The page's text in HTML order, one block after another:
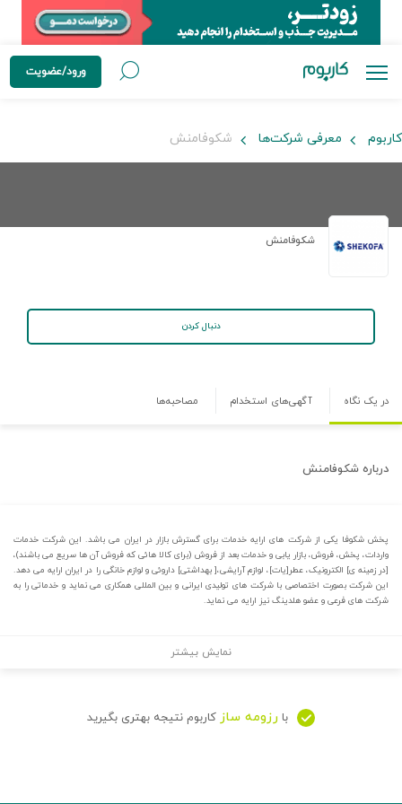
ورود/عضویت
کاربوم معرفی شرکت‌ها شکوفامنش
شکوفامنش
دنبال کردن
در یک نگاه آگهی‌های استخدام مصاحبه‌ها
درباره شکوفامنش
پخش شکوفا یکی از شرکت های ارایه خدمات برای گسترش بازار در ایران می باشد. این شرکت خدمات
واردات، پخش، فروش، بازار یابی و خدمات بعد از فروش (برای کالا هائی که فروش آن ها سریع می باشند)،
[در زمینه ی] الکترونیک، عطر[یات]، لوازم آرایشی،[ بهداشتی] داروئی و لوازم خانگی را در ایران ارایه می دهد.
این شرکت بصورت اختصاصی با شرکت های تولیدی ایرانی و بین المللی همکاری می نماید و خدماتی را به
شرکت های فرعی و عضو هلدینگ نیز ارایه می نماید.
نمایش بیشتر
با رزومه ساز کاربوم نتیجه بهتری بگیرید